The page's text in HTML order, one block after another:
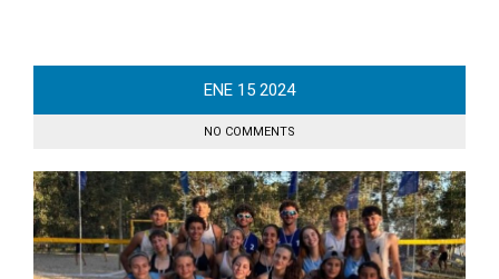
ENE 15 2024
NO COMMENTS